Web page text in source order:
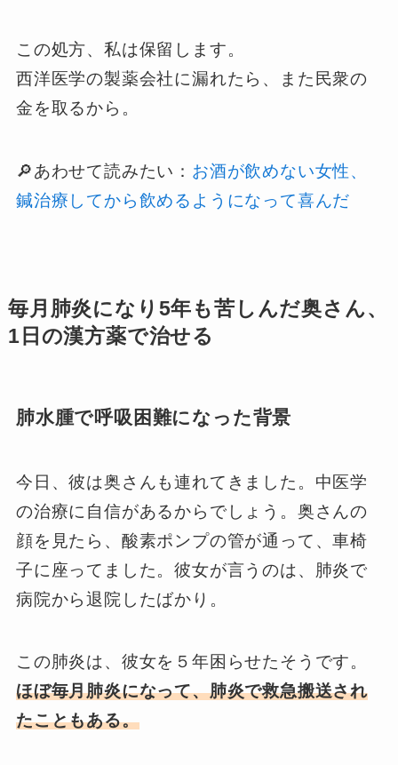
この処方、私は保留します。
西洋医学の製薬会社に漏れたら、また民衆の
金を取るから。
🔎あわせて読みたい： お酒が飲めない女性、
鍼治療してから飲めるようになって喜んだ
毎月肺炎になり5年も苦しんだ奥さん、
1日の漢方薬で治せる
肺水腫で呼吸困難になった背景
今日、彼は奥さんも連れてきました。中医学
の治療に自信があるからでしょう。奥さんの
顔を見たら、酸素ポンプの管が通って、車椅
子に座ってました。彼女が言うのは、肺炎で
病院から退院したばかり。
この肺炎は、彼女を５年困らせたそうです。
ほぼ毎月肺炎になって、肺炎で救急搬送され
たこともある。